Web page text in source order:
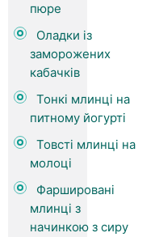
пюре
Оладки із
заморожених
кабачків
Тонкі млинці на
питному йогурті
Товсті млинці на
молоці
Фаршировані
млинці з
начинкою з сиру